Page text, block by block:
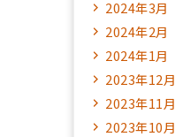
2024年3月
2024年2月
2024年1月
2023年12月
2023年11月
2023年10月